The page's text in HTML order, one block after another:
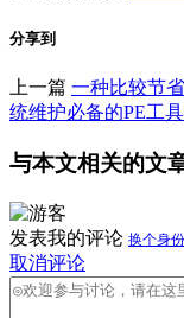
分享到
上一篇 一种比较节
统维护必备的PE工
与本文相关的文
发表我的评论 换个身份
取消评论